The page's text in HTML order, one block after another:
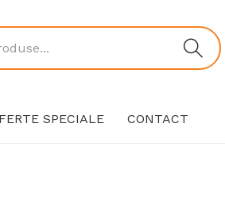
SPECIALE CONTACT